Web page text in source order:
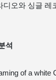
디오와 싱글 레
석
of a white